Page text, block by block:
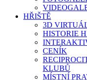
HŘIŠTĚ
3D
HISTORIE
CENÍK
KLUBŮ
MÍSTNÍ